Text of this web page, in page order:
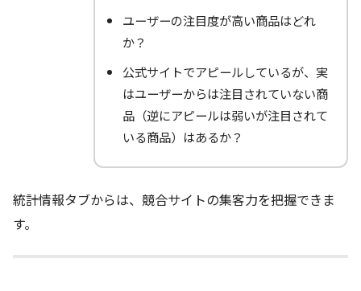
ユーザーの注目度が高い商品はどれ
か？
公式サイトでアピールしているが、実
はユーザーからは注目されていない商
品（逆にアピールは弱いが注目されて
いる商品）はあるか？
統計情報タブからは、競合サイトの集客力を把握できま
す。